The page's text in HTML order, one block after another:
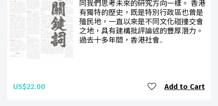
同我們思考未來的研究方向一樣。 香港
有獨特的歷史，既是特別行政區也曾是
殖民地，一直以來是不同文化碰撞交會
之地，具有建構批評論述的豐厚潛力。
過去十多年間，香港社會..
US$22.00 Add to Cart